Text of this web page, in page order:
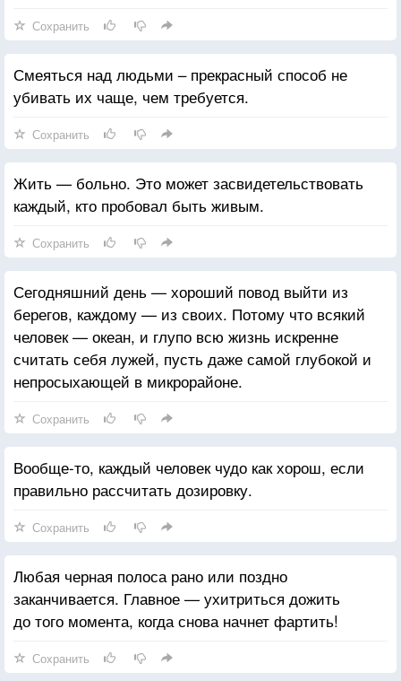
Сохранить
Смеяться над людьми – прекрасный способ не
убивать их чаще, чем требуется.
Сохранить
Жить — больно. Это может засвидетельствовать
каждый, кто пробовал быть живым.
Сохранить
Сегодняшний день — хороший повод выйти из
берегов, каждому — из своих. Потому что всякий
человек — океан, и глупо всю жизнь искренне
считать себя лужей, пусть даже самой глубокой и
непросыхающей в микрорайоне.
Сохранить
Вообще-то, каждый человек чудо как хорош, если
правильно рассчитать дозировку.
Сохранить
Любая черная полоса рано или поздно
заканчивается. Главное — ухитриться дожить
до того момента, когда снова начнет фартить!
Сохранить